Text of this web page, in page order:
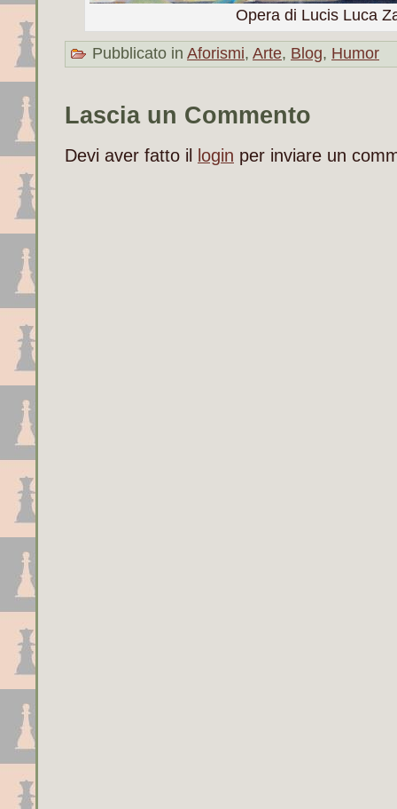
Opera di Lucis Luca
Pubblicato in Aforismi, Arte, Blog, Humor
Lascia un Commento
Devi aver fatto il login per inviare un